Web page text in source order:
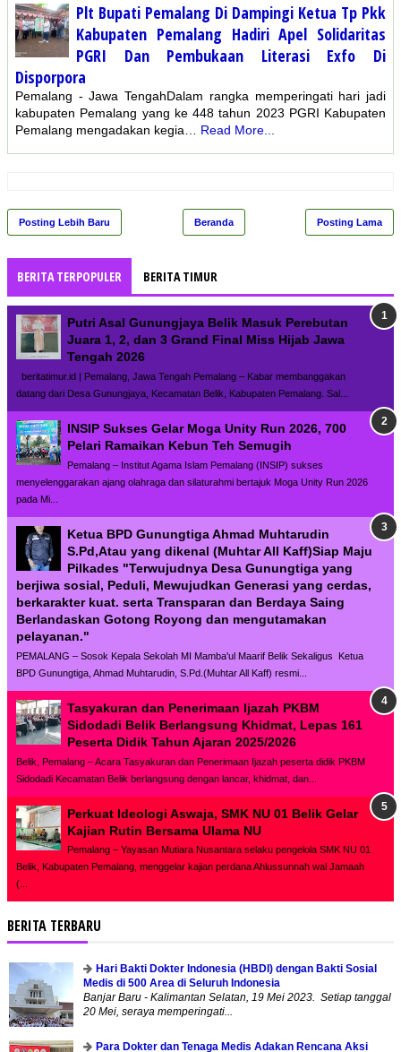
Plt Bupati Pemalang Di Dampingi Ketua Tp Pkk
Kabupaten Pemalang Hadiri Apel Solidaritas
PGRI Dan Pembukaan Literasi Exfo Di
Disporpora
Pemalang - Jawa TengahDalam rangka memperingati hari jadi
kabupaten Pemalang yang ke 448 tahun 2023 PGRI Kabupaten
Pemalang mengadakan kegia…
Read More...
Posting Lebih Baru Posting Lama
Beranda
BERITA TERPOPULER BERITA TIMUR
Putri Asal Gunungjaya Belik Masuk Perebutan
Juara 1, 2, dan 3 Grand Final Miss Hijab Jawa
Tengah 2026
beritatimur.id | Pemalang, Jawa Tengah Pemalang – Kabar membanggakan
datang dari Desa Gunungjaya, Kecamatan Belik, Kabupaten Pemalang. Sal...
INSIP Sukses Gelar Moga Unity Run 2026, 700
Pelari Ramaikan Kebun Teh Semugih
Pemalang – Institut Agama Islam Pemalang (INSIP) sukses
menyelenggarakan ajang olahraga dan silaturahmi bertajuk Moga Unity Run 2026
pada Mi...
Ketua BPD Gunungtiga Ahmad Muhtarudin
S.Pd,Atau yang dikenal (Muhtar All Kaff)Siap Maju
Pilkades "Terwujudnya Desa Gunungtiga yang
berjiwa sosial, Peduli, Mewujudkan Generasi yang cerdas,
berkarakter kuat. serta Transparan dan Berdaya Saing
Berlandaskan Gotong Royong dan mengutamakan
pelayanan."
PEMALANG – Sosok Kepala Sekolah MI Mamba'ul Maarif Belik Sekaligus Ketua
BPD Gunungtiga, Ahmad Muhtarudin, S.Pd.(Muhtar All Kaff) resmi...
Tasyakuran dan Penerimaan Ijazah PKBM
Sidodadi Belik Berlangsung Khidmat, Lepas 161
Peserta Didik Tahun Ajaran 2025/2026
Belik, Pemalang – Acara Tasyakuran dan Penerimaan Ijazah peserta didik PKBM
Sidodadi Kecamatan Belik berlangsung dengan lancar, khidmat, dan...
Perkuat Ideologi Aswaja, SMK NU 01 Belik Gelar
Kajian Rutin Bersama Ulama NU
Pemalang – Yayasan Mutiara Nusantara selaku pengelola SMK NU 01
Belik, Kabupaten Pemalang, menggelar kajian perdana Ahlussunnah wal Jamaah
(...
BERITA TERBARU
Hari Bakti Dokter Indonesia (HBDI) dengan Bakti Sosial
Medis di 500 Area di Seluruh Indonesia
Banjar Baru - Kalimantan Selatan, 19 Mei 2023. Setiap tanggal
20 Mei, seraya memperingati...
Para Dokter dan Tenaga Medis Adakan Rencana Aksi